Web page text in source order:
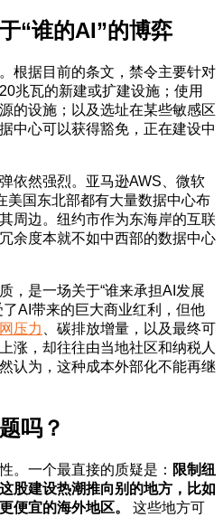
“谁的AI”的博弈
根据目前的条文，禁令主要针对
兆瓦的新建或扩建设施；使用
的设施；以及选址在某些敏感区
中心可以获得豁免，正在建设中
依然强烈。亚马逊AWS、微软
美国东北部都有大量数据中心布
周边。纽约市作为东海岸的互联
余度本就不如中西部的数据中心
，是一场关于“谁来承担AI发展
AI带来的巨大商业红利，但他
压力
、碳排放增量，以及最终可
涨，却往往由当地社区和纳税人
认为，这种成本外部化不能再继
吗？
。一个最直接的质疑是： 限制纽
股建设热潮推向别的地方，比如
便宜的海外地区。
这些地方可